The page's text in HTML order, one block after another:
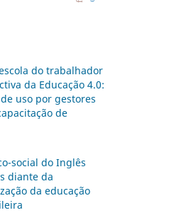
do trabalhador
da Educação 4.0:
uso por gestores
de
social do Inglês
diante da
da educação